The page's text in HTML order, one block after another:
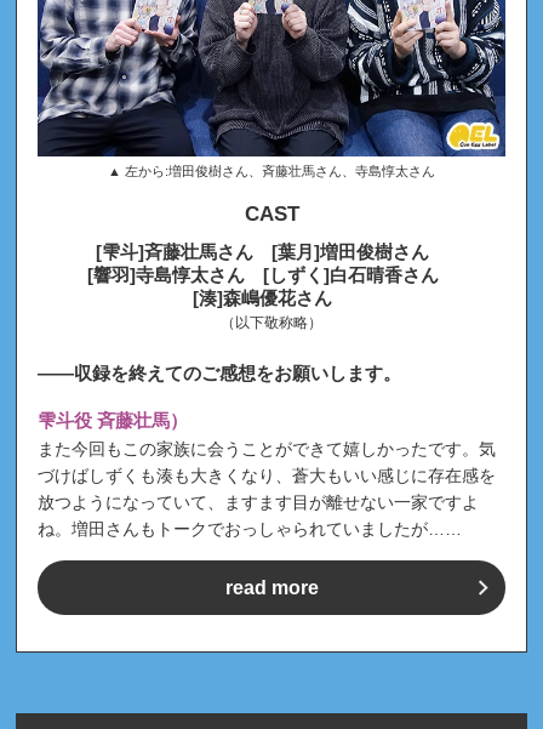
▲ 左から:増田俊樹さん、斉藤壮馬さん、寺島惇太さん
CAST
[雫斗]斉藤壮馬さん [葉月]増田俊樹さん
[響羽]寺島惇太さん [しずく]白石晴香さん
[湊]森嶋優花さん
（以下敬称略）
――収録を終えてのご感想をお願いします。
雫斗役 斉藤壮馬）
また今回もこの家族に会うことができて嬉しかったです。気
づけばしずくも湊も大きくなり、蒼大もいい感じに存在感を
放つようになっていて、ますます目が離せない一家ですよ
ね。増田さんもトークでおっしゃられていましたが……
read more